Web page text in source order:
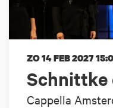
Schnittke
Cappella
ZO 14 FEB 2027